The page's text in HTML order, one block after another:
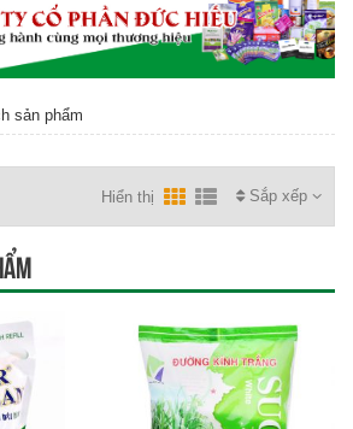
sản phẩm
Sắp xếp
Hiển thị